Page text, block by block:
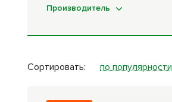
Средства личной
Производитель
Сортировать: по популярности